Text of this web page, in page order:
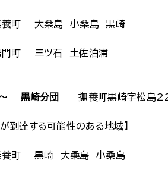
桑島 小桑島 黒崎
ツ石 土佐泊浦
～ 黒崎分団 撫養町黒崎字松島
する可能性のある地域】
崎 大桑島 小桑島